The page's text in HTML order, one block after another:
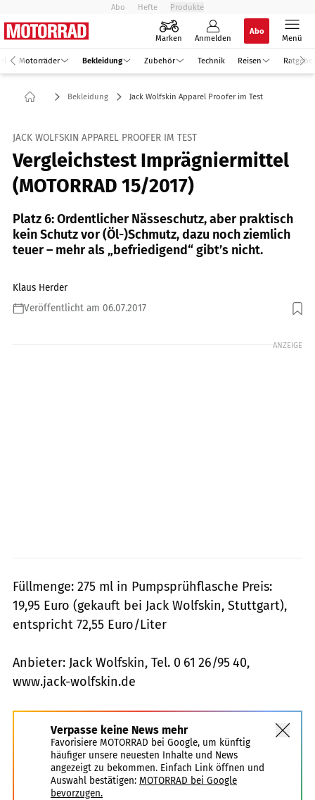
Abo Hefte Produkte
Marken Anmelden
Abo
Menü
Motorräder Bekleidung Zubehör Technik Reisen Ratgeber
Bekleidung Jack Wolfskin Apparel Proofer im Test
JACK WOLFSKIN APPAREL PROOFER IM TEST
Vergleichstest Imprägniermittel
(MOTORRAD 15/2017)
Platz 6: Ordentlicher Nässeschutz, aber praktisch
kein Schutz vor (Öl-)Schmutz, dazu noch ziemlich
teuer – mehr als „befriedigend“ gibt’s nicht.
Klaus Herder
Veröffentlicht am 06.07.2017
Foto: Foto: mps-Fotostudio
ANZEIGE
Füllmenge: 275 ml in Pumpsprühflasche Preis:
19,95 Euro (gekauft bei Jack Wolfskin, Stuttgart),
entspricht 72,55 Euro/Liter
Anbieter: Jack Wolfskin, Tel. 0 61 26/95 40,
www.jack-wolfskin.de
Verpasse keine News mehr
Favorisiere MOTORRAD bei Google, um künftig
häufiger unsere neuesten Inhalte und News
angezeigt zu bekommen. Einfach Link öffnen und
Auswahl bestätigen: MOTORRAD bei Google
bevorzugen.